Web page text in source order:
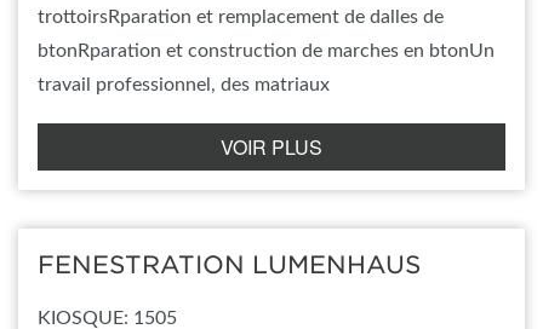
trottoirsRparation et remplacement de dalles de
btonRparation et construction de marches en btonUn
travail professionnel, des matriaux
VOIR PLUS
FENESTRATION LUMENHAUS
KIOSQUE: 1505